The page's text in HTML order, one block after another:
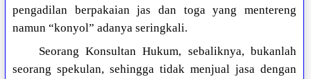
pengadilan berpakaian jas dan toga yang mentereng
namun “konyol” adanya seringkali.
Seorang Konsultan Hukum, sebaliknya, bukanlah
seorang spekulan, sehingga tidak menjual jasa dengan